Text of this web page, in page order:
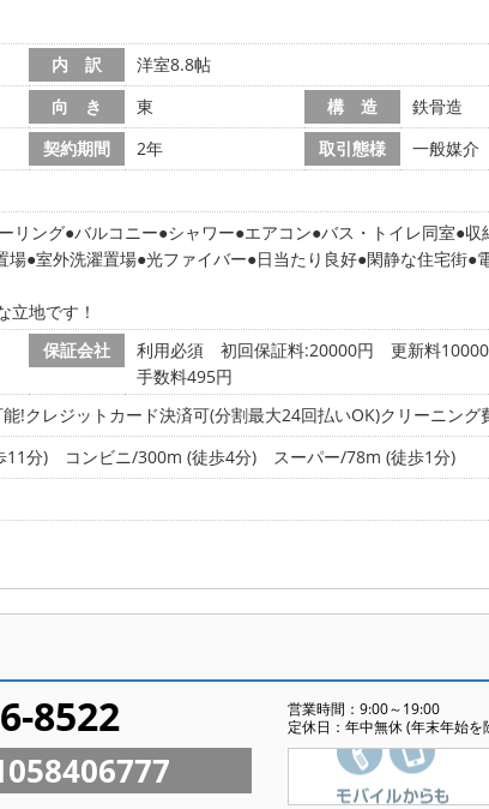
内 訳
洋室8.8帖
向 き 東 構 造
鉄骨造
契約期間 2年 取引態様
一般媒介
リング バルコニー シャワー エアコン バス・トイレ同室 収
場 室外洗濯置場 光ファイバー 日当たり良好 閑静な住宅街
地です！
保証会社
利用必須 初回保証料:20000円 更新料
手数料495円
!クレジットカード決済可(分割最大24回払いOK)クリーニング
11分) コンビニ/300m (徒歩4分)
スーパー/78m (徒歩1分)
8522
営業時間：9:00～19:00
定休日：年中無休 (年末年始を